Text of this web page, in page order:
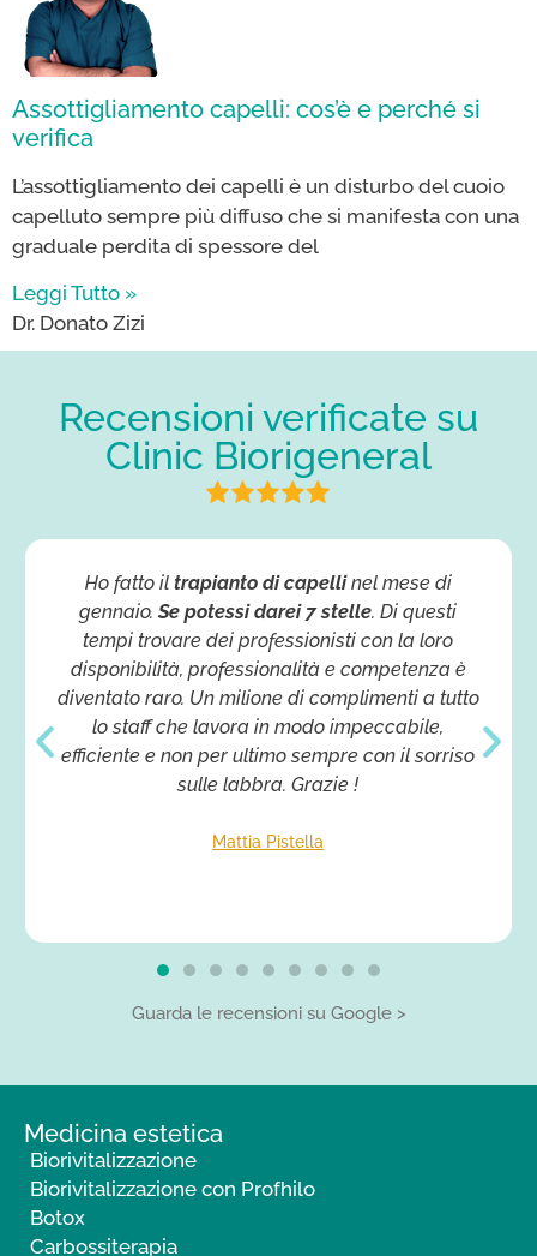
Assottigliamento capelli: cos’è e perché si
verifica
L’assottigliamento dei capelli è un disturbo del cuoio
capelluto sempre più diffuso che si manifesta con una
graduale perdita di spessore del
Leggi Tutto »
Dr. Donato Zizi
Recensioni verificate su
Clinic Biorigeneral
Ho fatto il trapianto di capellinel mese di
gennaio.Se potessi darei 7 stelle. Di questi
tempi trovare dei professionisti con la loro
disponibilità, professionalità e competenza è
diventato raro. Un milione di complimenti a tutto
lo staff che lavora in modo impeccabile,
efficiente e non per ultimo sempre con il sorriso
sulle labbra. Grazie !
Mattia Pistella
Guarda le recensioni su Google >
Medicina estetica
Biorivitalizzazione
Biorivitalizzazione con Profhilo
Botox
Carbossiterapia